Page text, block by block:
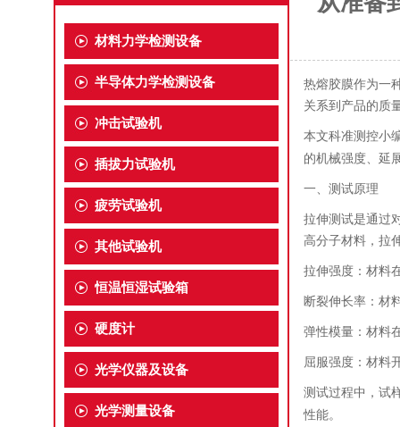
材料力学检测设备
半导体力学检测设备
冲击试验机
插拔力试验机
疲劳试验机
其他试验机
恒温恒湿试验箱
硬度计
光学仪器及设备
光学测量设备
热熔胶膜作为一
关系到产品的质
本文科准测控小
的机械强度、延
一、测试原理
拉伸测试是通过
高分子材料，拉
拉伸强度：材料
断裂伸长率：材
弹性模量：材料
屈服强度：材料
测试过程中，试
性能。